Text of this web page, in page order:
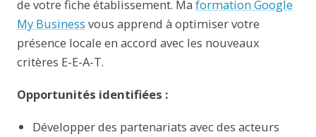
de votre fiche établissement. Ma formation Google
My Business vous apprend à optimiser votre
présence locale en accord avec les nouveaux
critères E-E-A-T.
Opportunités identifiées :
Développer des partenariats avec des acteurs